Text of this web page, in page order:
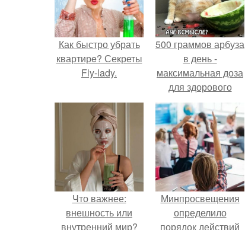
Как быстро убрать
квартирe? Секреты
Fly-lady.
500 граммов арбуза
в день -
максимальная доза
для здорового
взрослого,
предупредили
врачи.
Что важнее:
внешность или
внутренний мир?
Минпросвещения
определило
порядок действий